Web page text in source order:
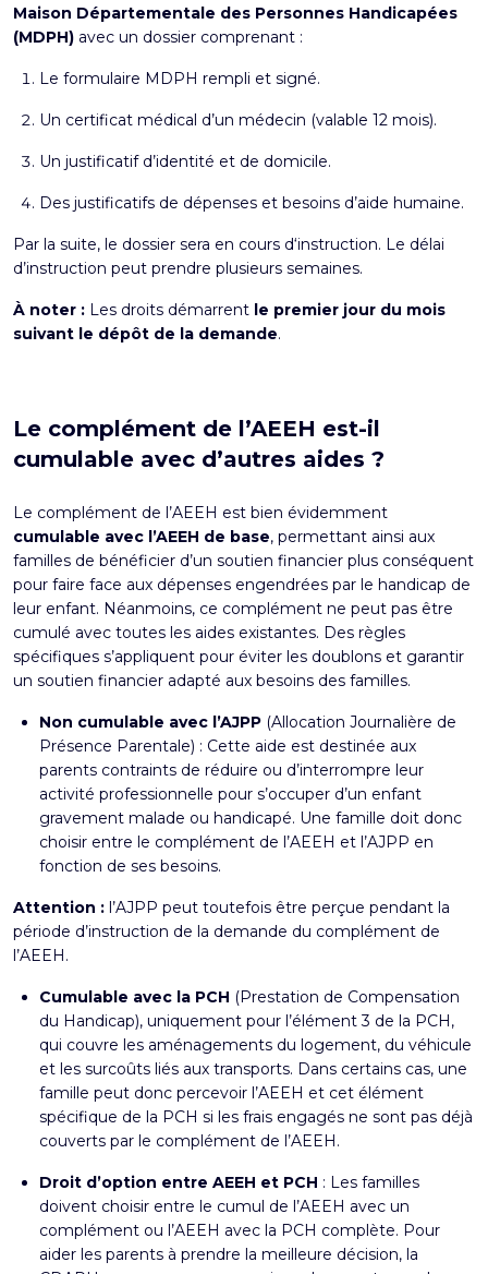
Maison Départementale des Personnes Handicapées
(MDPH) avec un dossier comprenant :
Le formulaire MDPH rempli et signé.
Un certificat médical d’un médecin (valable 12 mois).
Un justificatif d’identité et de domicile.
Des justificatifs de dépenses et besoins d’aide humaine.
Par la suite, le dossier sera en cours d‘instruction. Le délai
d’instruction peut prendre plusieurs semaines.
À noter : Les droits démarrent le premier jour du mois
suivant le dépôt de la demande.
Le complément de l’AEEH est-il
cumulable avec d’autres aides ?
Le complément de l’AEEH est bien évidemment
cumulable avec l’AEEH de base, permettant ainsi aux
familles de bénéficier d’un soutien financier plus conséquent
pour faire face aux dépenses engendrées par le handicap de
leur enfant. Néanmoins, ce complément ne peut pas être
cumulé avec toutes les aides existantes. Des règles
spécifiques s’appliquent pour éviter les doublons et garantir
un soutien financier adapté aux besoins des familles.
Non cumulable avec l’AJPP (Allocation Journalière de
Présence Parentale) : Cette aide est destinée aux
parents contraints de réduire ou d’interrompre leur
activité professionnelle pour s’occuper d’un enfant
gravement malade ou handicapé. Une famille doit donc
choisir entre le complément de l’AEEH et l’AJPP en
fonction de ses besoins.
Attention : l’AJPP peut toutefois être perçue pendant la
période d’instruction de la demande du complément de
l’AEEH.
Cumulable avec la PCH (Prestation de Compensation
du Handicap), uniquement pour l’élément 3 de la PCH,
qui couvre les aménagements du logement, du véhicule
et les surcoûts liés aux transports. Dans certains cas, une
famille peut donc percevoir l’AEEH et cet élément
spécifique de la PCH si les frais engagés ne sont pas déjà
couverts par le complément de l’AEEH.
Droit d’option entre AEEH et PCH : Les familles
doivent choisir entre le cumul de l’AEEH avec un
complément ou l’AEEH avec la PCH complète. Pour
aider les parents à prendre la meilleure décision, la